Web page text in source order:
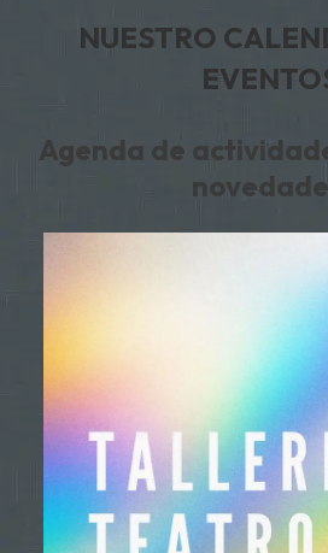
NUESTRO
Agenda de